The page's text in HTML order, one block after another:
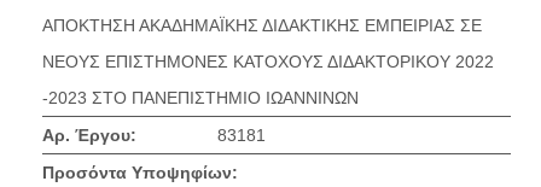
ΑΠΟΚΤΗΣΗ ΑΚΑΔΗΜΑΪΚΗΣ ΔΙΔΑΚΤΙΚΗΣ ΕΜΠΕΙΡΙΑΣ ΣΕ
ΝΕΟΥΣ ΕΠΙΣΤΗΜΟΝΕΣ ΚΑΤΟΧΟΥΣ ΔΙΔΑΚΤΟΡΙΚΟΥ 2022
-2023 ΣΤΟ ΠΑΝΕΠΙΣΤΗΜΙΟ ΙΩΑΝΝΙΝΩΝ
Αρ. Έργου:
83181
Προσόντα Υποψηφίων: